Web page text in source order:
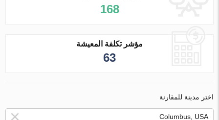
168
مؤشر تكلفة المعيشة
63
اختر مدينة للمقارنة